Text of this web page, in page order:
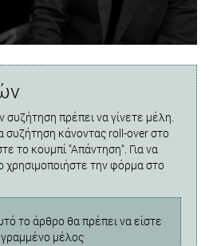
συζήτηση πρέπει να γίνετε μέλη.
συζήτηση κάνοντας roll-over στο
το κουμπί "Απάντηση". Για να
χρησιμοποιήστε την φόρμα στο
το άρθρο θα πρέπει να είστε
μέλος